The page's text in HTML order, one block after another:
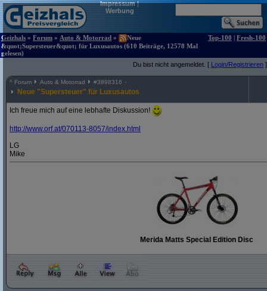
Impressum|
Werbung
Geizhals » Forum » Auto & Motorrad »
Neue
&quot;Supersteuer&quot; für Luxusautos (610 Beiträge, 12578 Mal
gelesen)
Top-100 | Fresh-100
Du bist nicht angemeldet. [ Login/Registrieren ]
^ Forum Auto & Motorrad #3898316
Neue "Supersteuer" für Luxusautos
Ich freue mich auf eine lebhafte Diskussion!
http://www.orf.at/070113-8057/index.html
LG
Mike
Merida Matts Special Edition Disc